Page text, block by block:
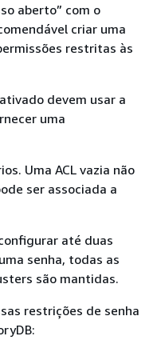
aberto” com o
criar uma
restritas às
devem usar a
uma
Uma ACL vazia não
ser associada a
até duas
senha, todas as
são mantidas.
restrições de senha